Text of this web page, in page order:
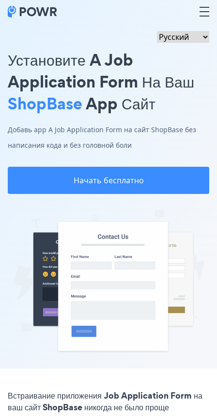
Установите A Job
Application Form На Ваш
ShopBaseApp Сайт
Добавь app A Job Application Form на сайт ShopBase без
написания кода и без головной боли
Начать бесплатно
Встраивание приложения Job Application Form на
ваш сайт ShopBase никогда не было проще